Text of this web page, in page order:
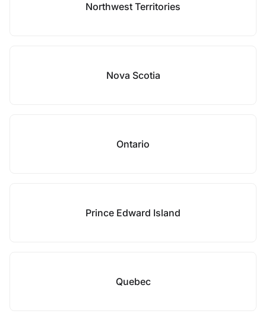
Northwest Territories
Nova Scotia
Ontario
Prince Edward Island
Quebec